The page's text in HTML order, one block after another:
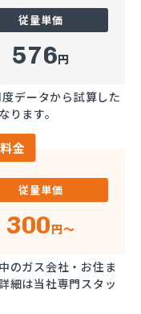
従量単価
576円
データから試算した
ります。
金
従量単価
300円～
のガス会社・お住ま
細は当社専門スタッ